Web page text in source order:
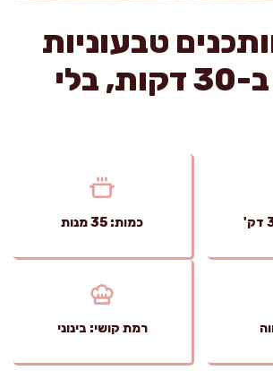
טבעוניות
ממכרות ב-30 דקות, בלי
כמות: 35 מנות
רמת קושי: בינוני